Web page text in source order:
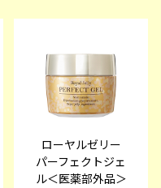
ローヤルゼリー
パーフェクトジェ
ル＜医薬部外品＞